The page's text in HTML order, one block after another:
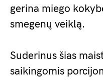
gerina miego
smegenų veiklą.
Suderinus šias
saikingomis